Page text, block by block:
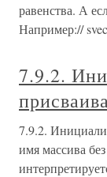
равенства. А
Например://
7.9.2.
7.9.2.
имя массива